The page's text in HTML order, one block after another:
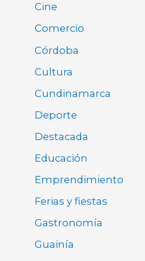
Cine
Comercio
Córdoba
Cultura
Cundinamarca
Deporte
Destacada
Educación
Emprendimiento
Ferias y fiestas
Gastronomía
Guainía